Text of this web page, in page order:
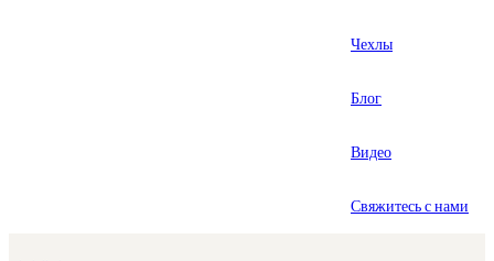
EspañolЧехлы
Блог
Видео
Свяжитесь с нами